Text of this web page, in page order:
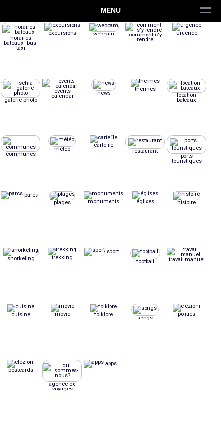
MENU
horaires
bateaux bus
taxi
excursions webcam comment s'y
rendre
urgence
galerie photo
events
calendar news
thermes
location
bateaux
communes
météo
carte île
restaurant
ports
touristiques
parcs
plages
monuments églises histoire
snorkeling trekking
sport
football
travail manuel
cuisine movie folklore
songs
politics
postcards
agence de
voyages
apps